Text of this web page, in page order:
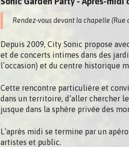
Rendez-vous devant la chapelle (Rue
Depuis 2009, City Sonic propose
et de concerts intimes dans des
l’occasion) et du centre historique
Cette rencontre particulière et
dans un territoire, d’aller chercher
jusque dans la sphère privée des
L’après midi se termine par un
artistes et public.